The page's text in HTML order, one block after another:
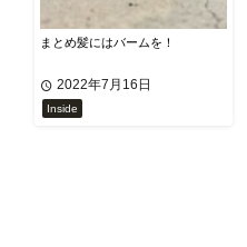
まとめ髪にはバームを！
2022年7月16日
Inside